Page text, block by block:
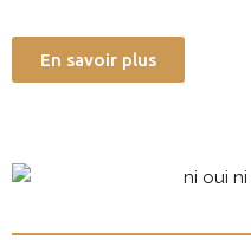
En savoir plus